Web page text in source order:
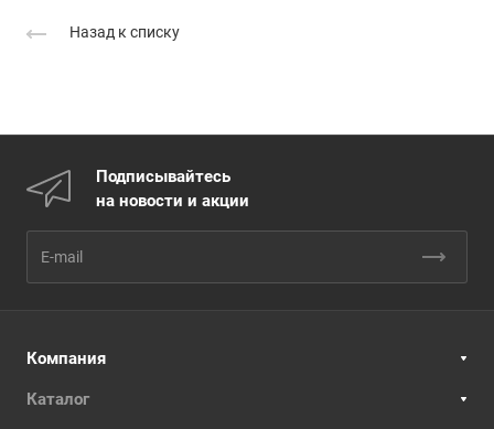
Назад к списку
Подписывайтесь
на новости и акции
Компания
Каталог